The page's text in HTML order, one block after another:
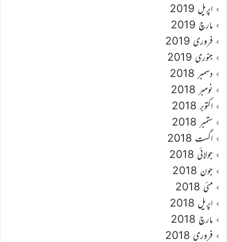
اپریل 2019
مارچ 2019
فروری 2019
جنوری 2019
دسمبر 2018
نومبر 2018
اکتوبر 2018
ستمبر 2018
اگست 2018
جولائی 2018
جون 2018
مئی 2018
اپریل 2018
مارچ 2018
فروری 2018